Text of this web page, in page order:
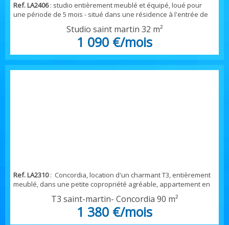
Ref. LA2406: studio entièrement meublé et équipé, loué pour
une période de 5 mois - situé dans une résidence à l'entrée de
MARIGOT, sur les cocotiiers- ce studio dispose d'une piscine
commune, mais très agréable, vous êtes à deux pas de
MARIGOT et de ses commerces--aménagement parfait pour une
Studio saint martin 32 m²
1 090 €/mois
Ref. LA2310: Concordia, location d'un charmant T3, entièrement
meublé, dans une petite copropriété agréable, appartement en
parfait état avec pièce spacieuse, cuisine aménagée et équipée,
salon séjour, grand et lumineux avec canapé- une chambre très
grande, salle d'eau et wc- LOYER 1380 PAR MOIS- Frais agence
T3 saint-martin- Concordia 90 m²
1 380 €/mois